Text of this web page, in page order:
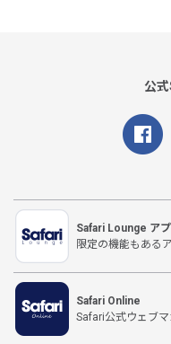
公
Safari Lounge ア
限定の機能もある
Safari Online
Safari公式ウェブマ